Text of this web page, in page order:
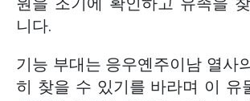
니다.
기능 부대는 응우옌주이남 열사
히 찾을 수 있기를 바라며 이 유